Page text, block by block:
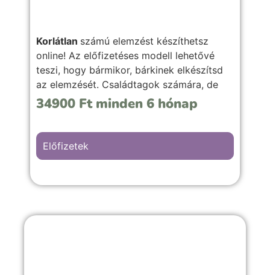
Korlátlan számú elemzést készíthetsz
online! Az előfizetéses modell lehetővé
teszi, hogy bármikor, bárkinek elkészítsd
az elemzését. Családtagok számára, de
akár ajándékba is tudod adni, hasonló
jellegű önismereti szolgáltatásod mellé.
34900 Ft minden 6 hónap
Előfizetek